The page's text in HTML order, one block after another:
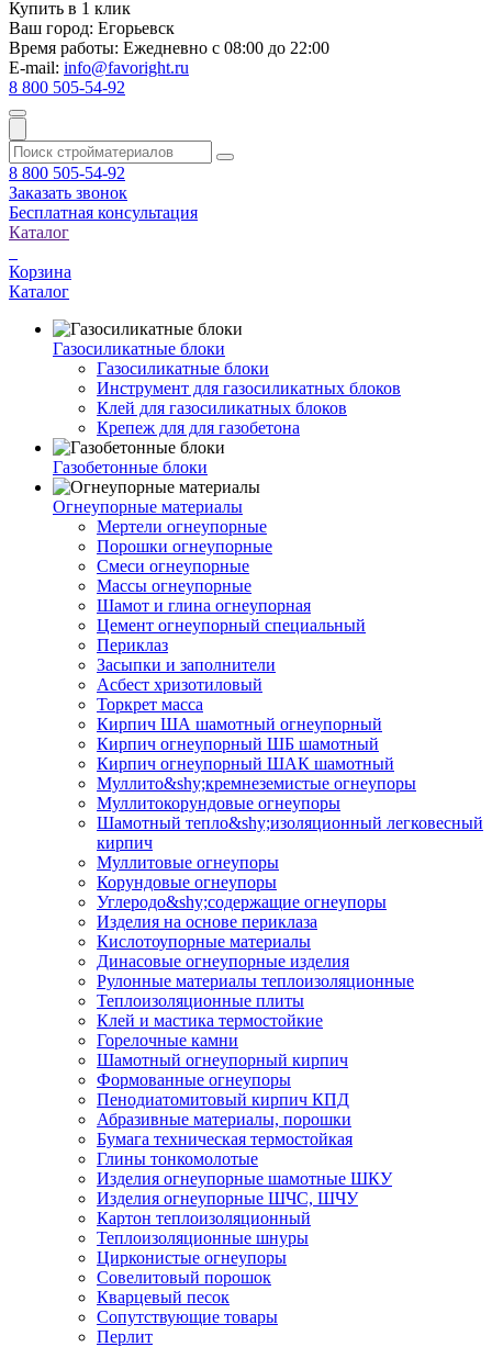
Купить в 1 клик
Ваш город: Егорьевск
Время работы: Ежедневно с 08:00 до 22:00
E-mail: info@favoright.ru
8 800 505-54-92
8 800 505-54-92
Заказать звонок
Бесплатная консультация
Каталог
Корзина
Каталог
Газосиликатные блоки
Газосиликатные блоки
Инструмент для газосиликатных блоков
Клей для газосиликатных блоков
Крепеж для для газобетона
Газобетонные блоки
Огнеупорные материалы
Мертели огнеупорные
Порошки огнеупорные
Смеси огнеупорные
Массы огнеупорные
Шамот и глина огнеупорная
Цемент огнеупорный специальный
Периклаз
Засыпки и заполнители
Асбест хризотиловый
Торкрет масса
Кирпич ША шамотный огнеупорный
Кирпич огнеупорный ШБ шамотный
Кирпич огнеупорный ШАК шамотный
Муллито&shy;­кремнеземистые огнеупоры
Муллито­корундовые огнеупоры
Шамотный тепло&shy;изоляционный легковесный
кирпич
Муллитовые огнеупоры
Корундовые огнеупоры
Углеродо&shy;содержащие огнеупоры
Изделия на основе периклаза
Кислотоупорные материалы
Динасовые огнеупорные изделия
Рулонные материалы теплоизоляционные
Тепло­изоляционные плиты
Клей и мастика термостойкие
Горелочные камни
Шамотный огнеупорный кирпич
Формованные огнеупоры
Пенодиатомитовый кирпич КПД
Абразивные материалы, порошки
Бумага техническая термостойкая
Глины тонкомолотые
Изделия огнеупорные шамотные ШКУ
Изделия огнеупорные ШЧС, ШЧУ
Картон теплоизоляционный
Теплоизоляционные шнуры
Цирконистые огнеупоры
Совелитовый порошок
Кварцевый песок
Сопутствующие товары
Перлит